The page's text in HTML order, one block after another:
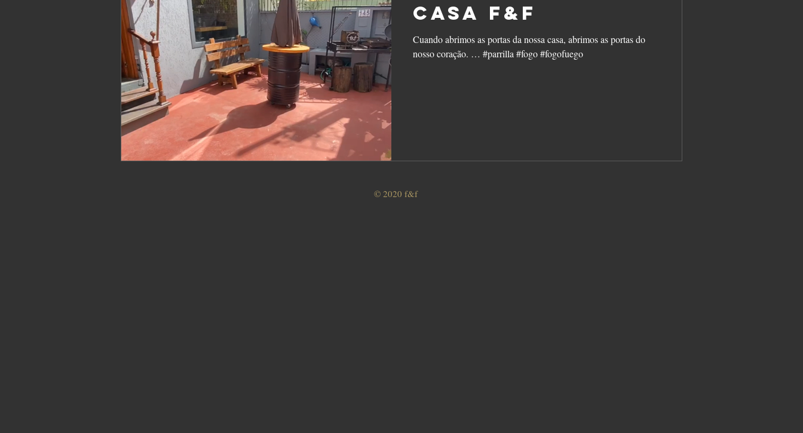
Casa f&f
Cuando abrimos as portas da nossa casa, abrimos as portas do
nosso coração. … #parrilla #fogo #fogofuego
© 2020 f&f